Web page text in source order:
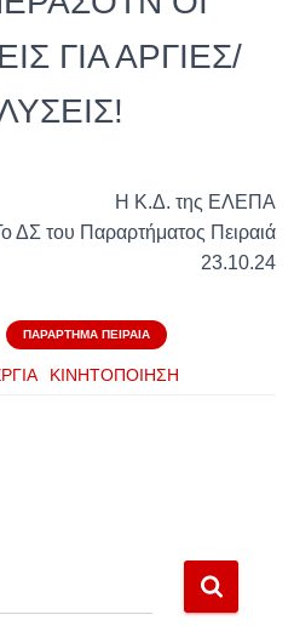
ΓΙΑ ΑΡΓΙΕΣ/
Η Κ.Δ. της ΕΛΕΠΑ
ΔΣ του Παραρτήματος Πειραιά
23.10.24
ΠΑΡΆΡΤΗΜΑ ΠΕΙΡΑΙΆ
ΚΙΝΗΤΟΠΟΙΗΣΗ